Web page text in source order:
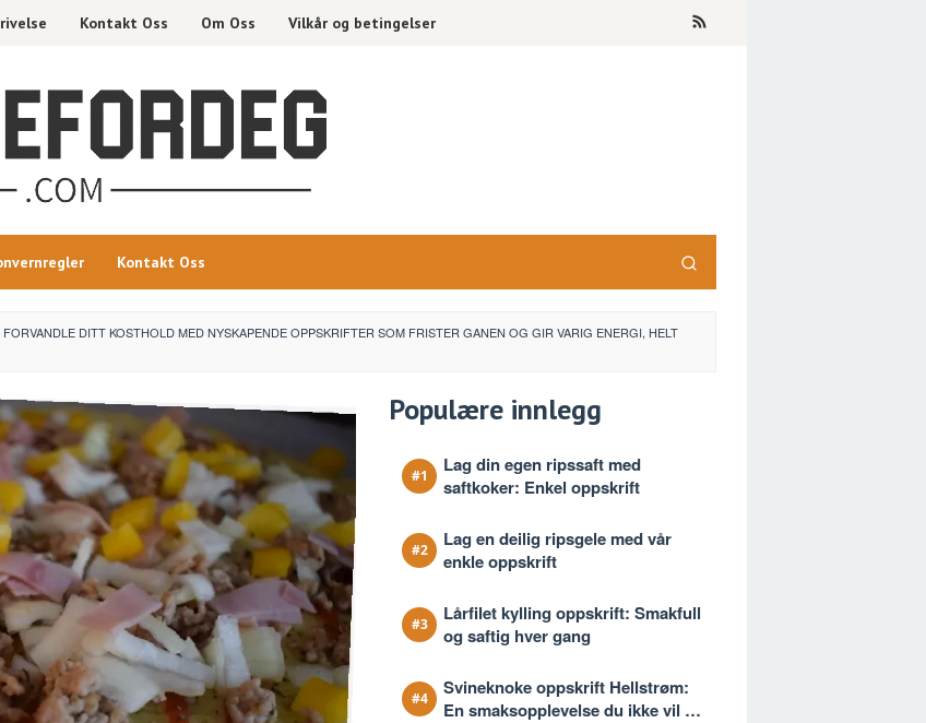
Kontakt Oss Om Oss Vilkår og betingelser
Kontakt Oss
DITT KOSTHOLD MED NYSKAPENDE OPPSKRIFTER SOM FRISTER GANEN OG GIR VARIG ENERGI, HELT
Populære innlegg
Lag din egen ripssaft med
saftkoker: Enkel oppskrift
Lag en deilig ripsgele med vår
enkle oppskrift
Lårfilet kylling oppskrift: Smakfull
og saftig hver gang
Svineknoke oppskrift Hellstrøm:
En smaksopplevelse du ikke vil gå